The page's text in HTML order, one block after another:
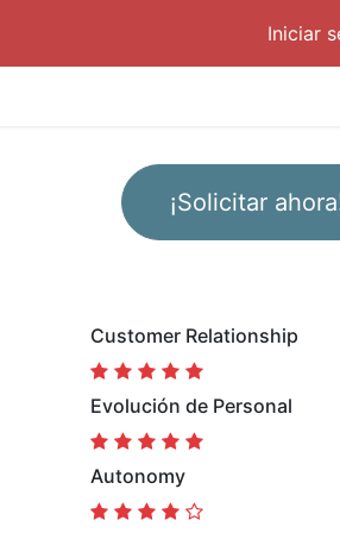
Iniciar
¡Solicitar
Customer Relationship
Evolución de Personal
Autonomy